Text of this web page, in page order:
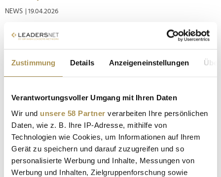
Zustimmung Details Anzeigeneinstellungen
Verantwortungsvoller Umgang mit Ihren Daten
Wir und unsere 58 Partner verarbeiten Ihre persönlichen
Daten, wie z. B. Ihre IP-Adresse, mithilfe von
Technologien wie Cookies, um Informationen auf Ihrem
Gerät zu speichern und darauf zuzugreifen und so
personalisierte Werbung und Inhalte, Messungen von
Werbung und Inhalten, Zielgruppenforschung sowie
NEWS | 19.04.2026
Rund 650.000 freiluftbegeisterte Besucher werden bis Mitte
Oktober in Neuss erwartet, wo die nordrhein-westfälische
wird. Frühe Eindrücke sind enorm vielversprechend: Das zum
Landesgartenschau: Neuss zeigt sein Grünes Herz
| 13.04.2026
Aus Rennbahn wird Lebensraum: Mit seiner ersten
Landesgartenschau verwandelt Neuss ein 38-Hektar-Areal in
einen Stadtpark, der Natur, Freizeit und Veranstaltungen